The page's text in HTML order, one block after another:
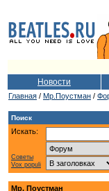
Новости
Главная / Мр.Поустман /
Поиск
Искать:
Советы
Vox populi
Мр. Поустман